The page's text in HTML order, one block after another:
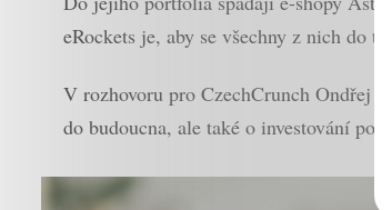
eRockets je, aby se všechny z nich do
V rozhovoru pro CzechCrunch Ondřej
do budoucna, ale také o investování po